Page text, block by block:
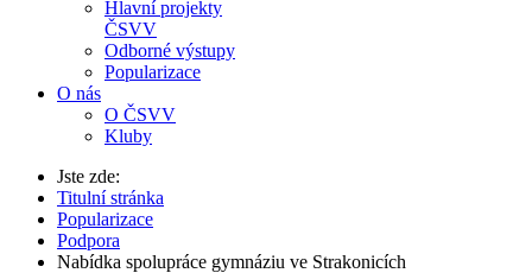
Hlavní projekty
ČSVV
Odborné výstupy
Popularizace
O nás
O ČSVV
Kluby
Jste zde:
Titulní stránka
Popularizace
Podpora
Nabídka spolupráce gymnáziu ve Strakonicích